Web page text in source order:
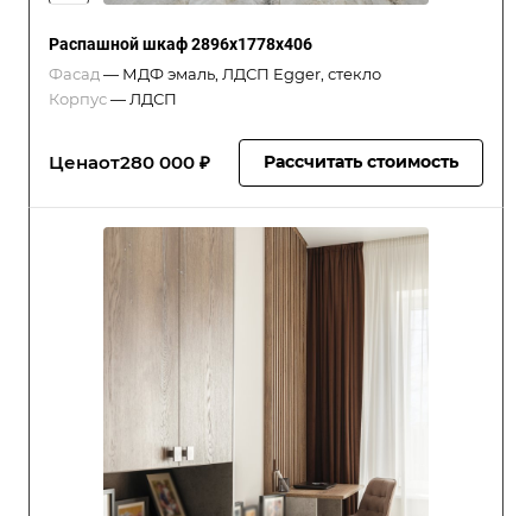
Распашной шкаф 2896x1778x406
Фасад — МДФ эмаль, ЛДСП Egger, стекло
Корпус— ЛДСП
Ценаот280 000 ₽ Рассчитать стоимость